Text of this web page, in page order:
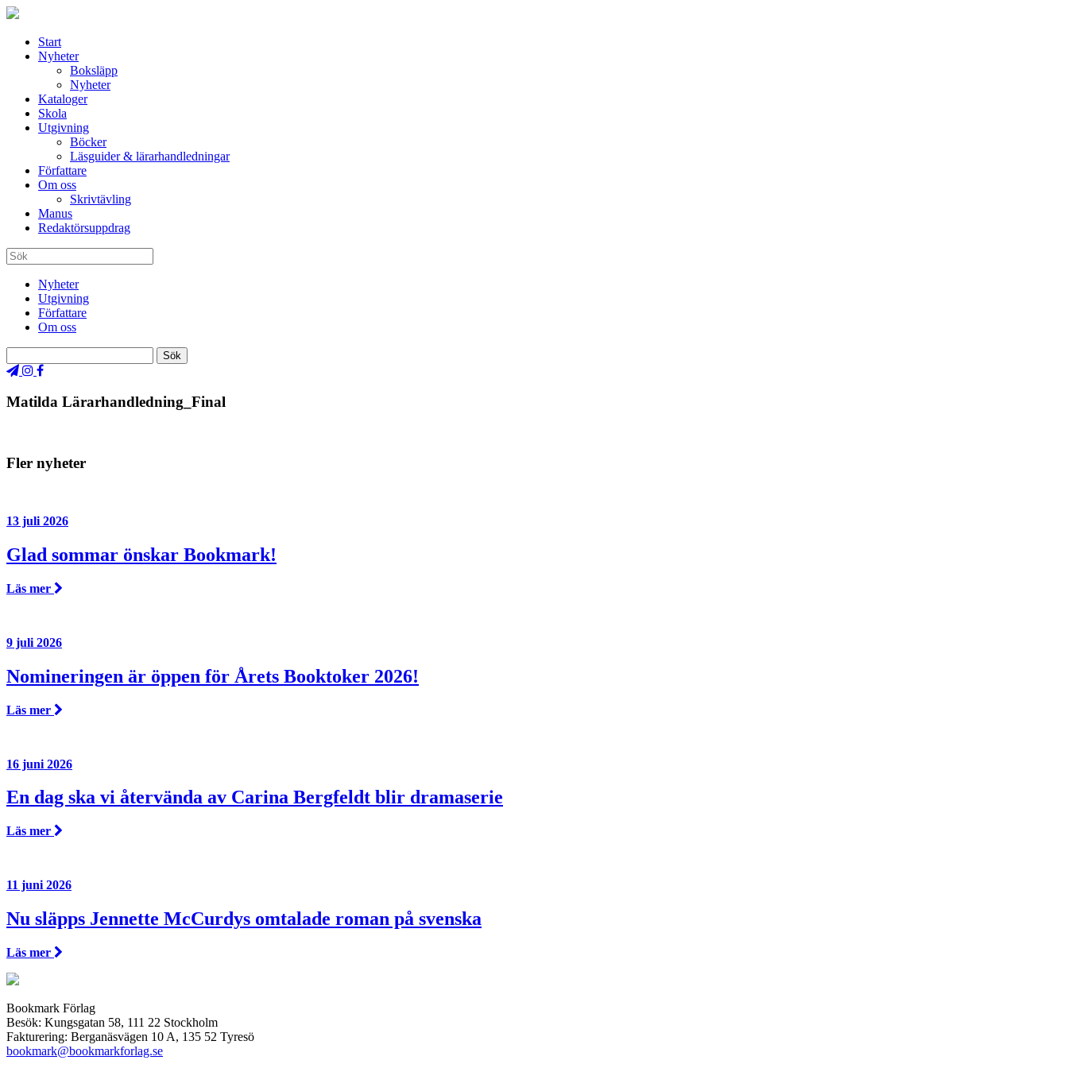
Start
Nyheter
Boksläpp
Nyheter
Kataloger
Skola
Utgivning
Böcker
Läsguider & lärarhandledningar
Författare
Om oss
Skrivtävling
Manus
Redaktörsuppdrag
Nyheter
Utgivning
Författare
Om oss
Matilda Lärarhandledning_Final
Fler nyheter
13 juli 2026
Glad sommar önskar Bookmark!
Läs mer
9 juli 2026
Nomineringen är öppen för Årets Booktoker 2026!
Läs mer
16 juni 2026
En dag ska vi återvända av Carina Bergfeldt blir dramaserie
Läs mer
11 juni 2026
Nu släpps Jennette McCurdys omtalade roman på svenska
Läs mer
Bookmark Förlag
Besök: Kungsgatan 58, 111 22 Stockholm
Fakturering: Berganäsvägen 10 A, 135 52 Tyresö
bookmark@bookmarkforlag.se